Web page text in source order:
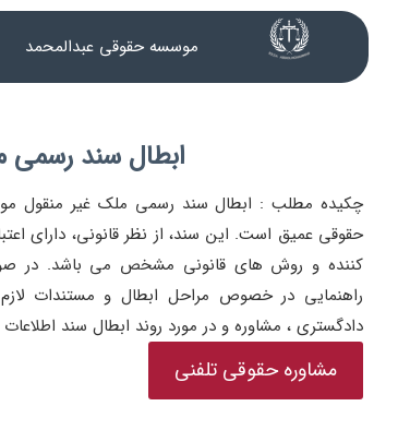
موسسه حقوقی عبدالمحمد
ابطال سند رسمی
چکیده مطلب : ابطال سند رسمی ملک غیر منقول
حقوقی عمیق است. این سند، از نظر قانونی، دارای
کننده و روش های قانونی مشخص می باشد. در
راهنمایی در خصوص مراحل ابطال و مستندات
دادگستری ، مشاوره و در مورد روند ابطال سند
مشاوره حقوقی تلفنی